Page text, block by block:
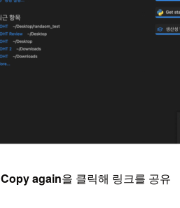
Copy again을 클릭해 링크를 공유